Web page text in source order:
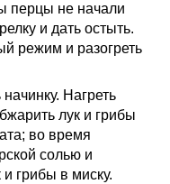
перцы не начали
и дать остыть.
режим и разогреть
Нагреть
лук и грибы
во время
солью и
грибы в миску.